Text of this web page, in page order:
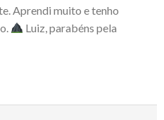
Aprendi muito e tenho
Luiz, parabéns pela